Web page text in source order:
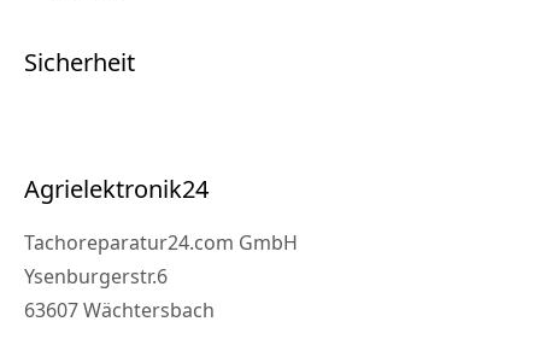
Sicherheit
Agrielektronik24
Tachoreparatur24.com GmbH
Ysenburgerstr.6
63607 Wächtersbach